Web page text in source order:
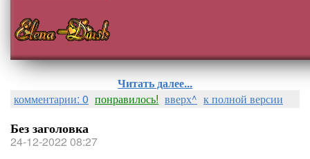
Читать далее...
комментарии: 0 понравилось! вверх^ к полной версии
Без заголовка
24-12-2022 08:27